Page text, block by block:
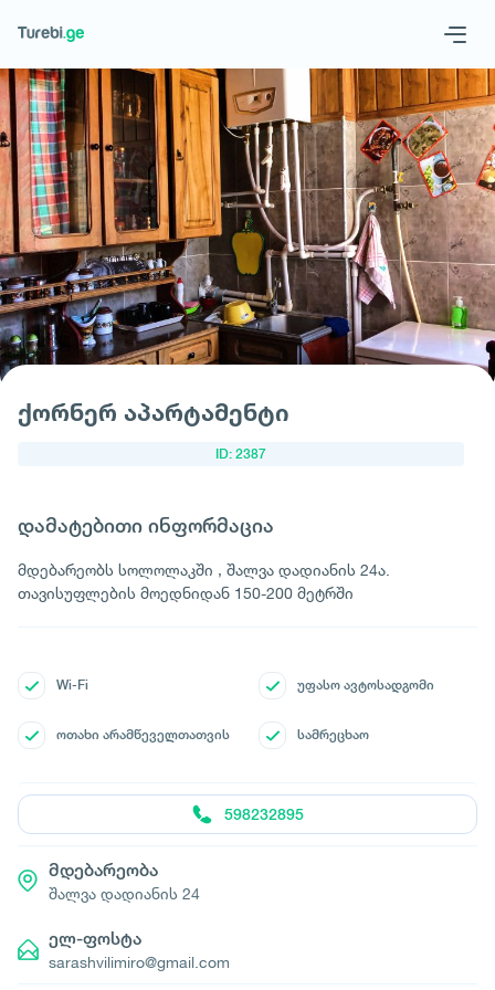
Geo Eng
მოითხოვე სასტუმრო
ქორნერ აპარტამენტი
ID: 2387
დამატებითი ინფორმაცია
მდებარეობს სოლოლაკში , შალვა დადიანის 24ა.
თავისუფლების მოედნიდან 150-200 მეტრში
Wi-Fi უფასო ავტოსადგომი
ოთახი არამწეველთათვის სამრეცხაო
598232895
მდებარეობა
შალვა დადიანის 24
ელ-ფოსტა
sarashvilimiro@gmail.com